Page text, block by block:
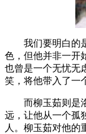
我们要明白的
色，但他并非一开
也曾是一个无忧无
笑，将他带入了一
而柳玉茹则是
远，让他从一个孤
人。柳玉茹对他的